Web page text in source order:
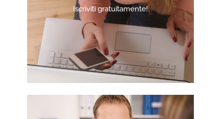
Iscriviti gratuitamente!